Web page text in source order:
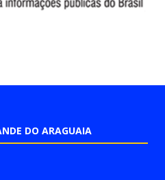
DO ARAGUAIA